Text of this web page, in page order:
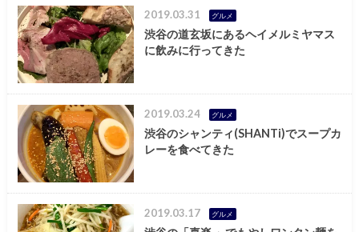
2019.03.31 グルメ
渋谷の道玄坂にあるヘイメルミヤマス
に飲みに行ってきた
2019.03.24 グルメ
渋谷のシャンティ(SHANTi)でスープカ
レーを食べてきた
2019.03.17 グルメ